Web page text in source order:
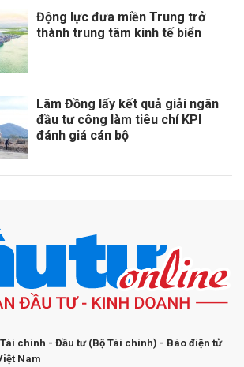
Động lực đưa miền Trung trở
thành trung tâm kinh tế biển
Lâm Đồng lấy kết quả giải ngân
đầu tư công làm tiêu chí KPI
đánh giá cán bộ
chính - Đầu tư (Bộ Tài chính) - Báo điện tử
Nam